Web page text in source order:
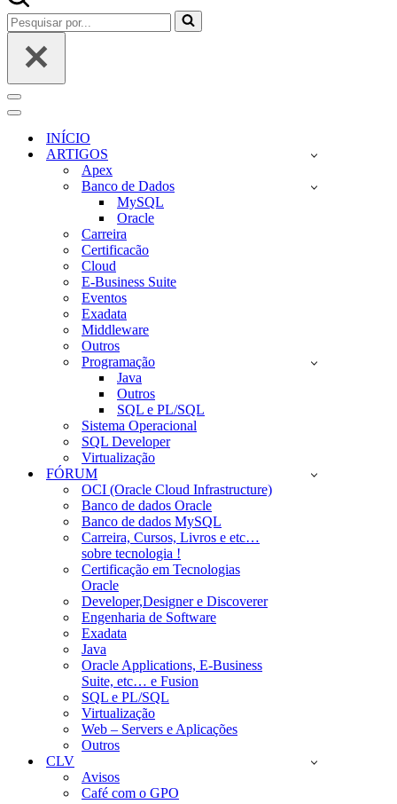
Pesquisar
por...
Menu
de
navegação
Menu
navegaçãoINÍCIO
ARTIGOS
Apex
Banco de Dados
MySQL
Oracle
Carreira
Certificacão
Cloud
E-Business Suite
Eventos
Exadata
Middleware
Outros
Programação
Java
Outros
SQL e PL/SQL
Sistema Operacional
SQL Developer
Virtualização
FÓRUM
OCI (Oracle Cloud Infrastructure)
Banco de dados Oracle
Banco de dados MySQL
Carreira, Cursos, Livros e etc…
sobre tecnologia !
Certificação em Tecnologias
Oracle
Developer,Designer e Discoverer
Engenharia de Software
Exadata
Java
Oracle Applications, E-Business
Suite, etc… e Fusion
SQL e PL/SQL
Virtualização
Web – Servers e Aplicações
Outros
CLV
Avisos
Café com o GPO